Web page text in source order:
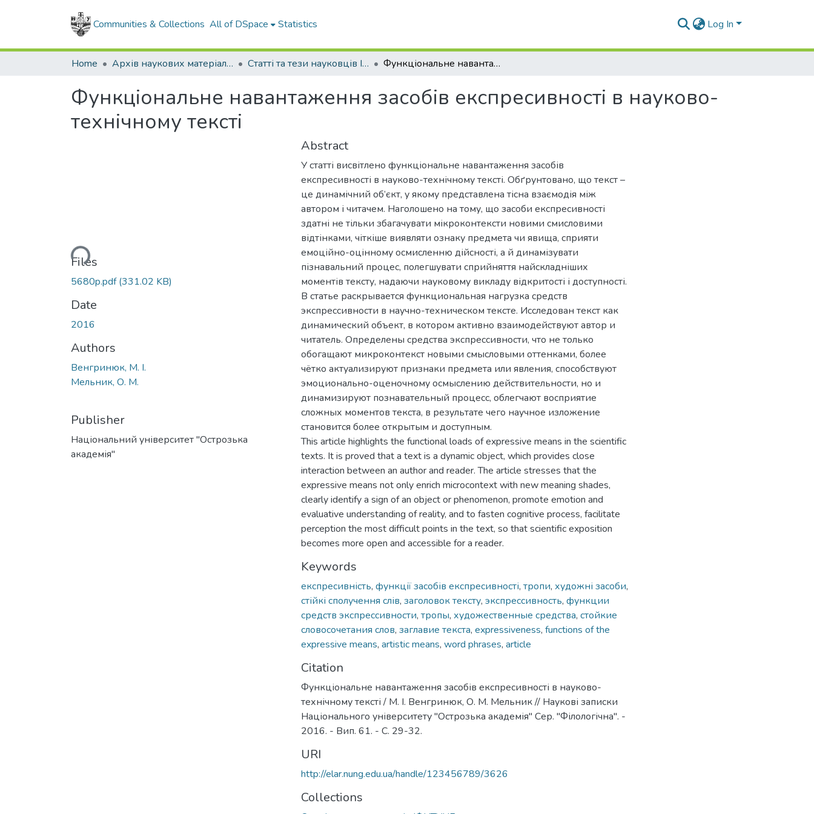
Communities & Collections All of DSpace Statistics Log In
Home Архів наукових матеріалів Статті та тези науковців ІФНТУНГ Функціональне навантаження засобів експресивності в науково-технічному тексті
Функціональне навантаження засобів експресивності в науково-
технічному тексті
Loading...
Files
5680p.pdf(331.02 KB)
Date
2016
Authors
Венгринюк, М. І.
Мельник, О. М.
Publisher
Національний університет "Острозька
академія"
Abstract
У статті висвітлено функціональне навантаження засобів
експресивності в науково-технічному тексті. Обґрунтовано, що текст –
це динамічний об’єкт, у якому представлена тісна взаємодія між
автором і читачем. Наголошено на тому, що засоби експресивності
здатні не тільки збагачувати мікроконтексти новими смисловими
відтінками, чіткіше виявляти ознаку предмета чи явища, сприяти
емоційно-оцінному осмисленню дійсності, а й динамізувати
пізнавальний процес, полегшувати сприйняття найскладніших
моментів тексту, надаючи науковому викладу відкритості і доступності.
В статье раскрывается функциональная нагрузка средств
экспрессивности в научно-техническом тексте. Исследован текст как
динамический объект, в котором активно взаимодействуют автор и
читатель. Определены средства экспрессивности, что не только
обогащают микроконтекст новыми смысловыми оттенками, более
чётко актуализируют признаки предмета или явления, способствуют
эмоционально-оценочному осмыслению действительности, но и
динамизируют познавательный процесс, облегчают восприятие
сложных моментов текста, в результате чего научное изложение
становится более открытым и доступным.
This article highlights the functional loads of expressive means in the scientific
texts. It is proved that a text is a dynamic object, which provides close
interaction between an author and reader. The article stresses that the
expressive means not only enrich microcontext with new meaning shades,
clearly identify a sign of an object or phenomenon, promote emotion and
evaluative understanding of reality, and to fasten cognitive process, facilitate
perception the most difficult points in the text, so that scientific exposition
becomes more open and accessible for a reader.
Keywords
експресивність, функції засобів експресивності, тропи, художні засоби,
стійкі сполучення слів, заголовок тексту, экспрессивность, функции
средств экспрессивности, тропы, художественные средства, стойкие
словосочетания слов, заглавие текста, expressiveness, functions of the
expressive means, artistic means, word phrases, article
Citation
Функціональне навантаження засобів експресивності в науково-
технічному тексті / М. І. Венгринюк, О. М. Мельник // Наукові записки
Національного університету "Острозька академія" Сер. "Філологічна". -
2016. - Вип. 61. - С. 29-32.
URI
http://elar.nung.edu.ua/handle/123456789/3626
Collections